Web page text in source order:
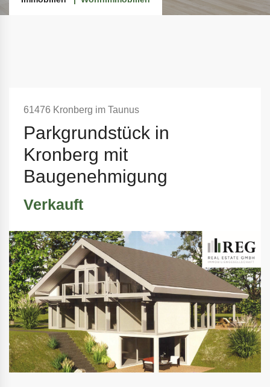
61476 Kronberg im Taunus
Parkgrundstück in
Kronberg mit
Baugenehmigung
Verkauft